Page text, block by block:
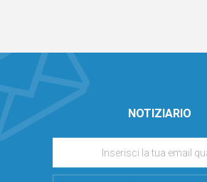
NOTIZIARIO